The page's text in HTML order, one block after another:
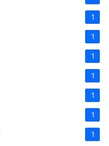
1
1
1
1
1
1
1